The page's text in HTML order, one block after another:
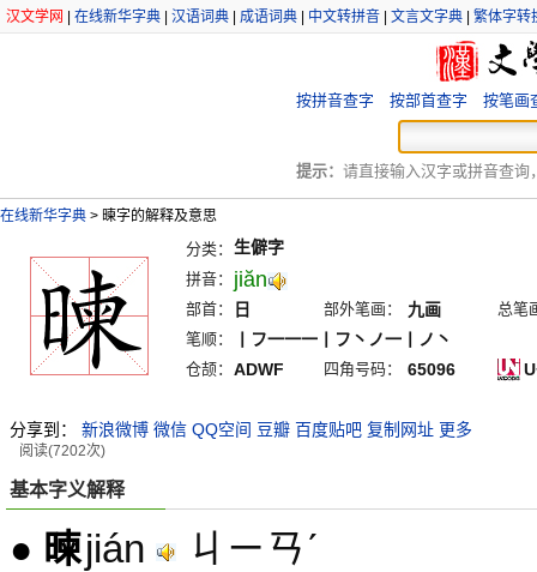
汉文学网 在线新华字典 汉语词典 成语词典 中文转拼音 文言文字典 繁体字转
按拼音查字 按部首查字 按笔画
提示： 请直接输入汉字或拼音查询
在线新华字典 > 暕字的解释及意思
分类： 生僻字
拼音： jiăn
部首： 日 部外笔画： 九画
总笔
笔顺：
丨フ一一一丨フ丶ノ一丨ノ丶
仓颉： ADWF 四角号码： 65096
分享到： 新浪微博 微信 QQ空间 豆瓣 百度贴吧 复制网址 更多
阅读(7202次)
基本字义解释
● 暕jián ㄐㄧㄢˊ